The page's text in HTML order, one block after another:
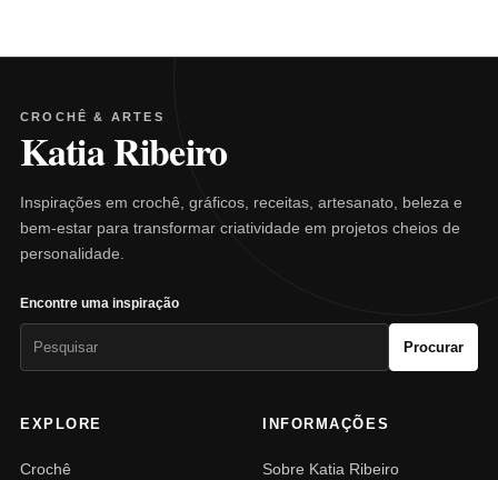
CROCHÊ & ARTES
Katia Ribeiro
Inspirações em crochê, gráficos, receitas, artesanato, beleza e
bem-estar para transformar criatividade em projetos cheios de
personalidade.
Encontre uma inspiração
Procurar
EXPLORE
Crochê
INFORMAÇÕES
Sobre Katia Ribeiro